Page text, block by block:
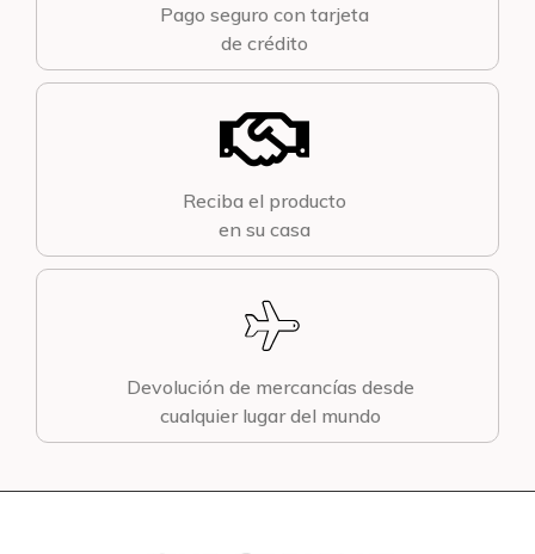
Pago seguro con tarjeta
de crédito
Reciba el producto
en su casa
Devolución de mercancías desde
cualquier lugar del mundo